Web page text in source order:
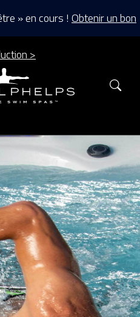
» en cours ! Obtenir un bon
>